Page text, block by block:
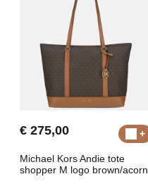
€ 275,00
Michael Kors Andie tote
shopper M logo brown/acorn